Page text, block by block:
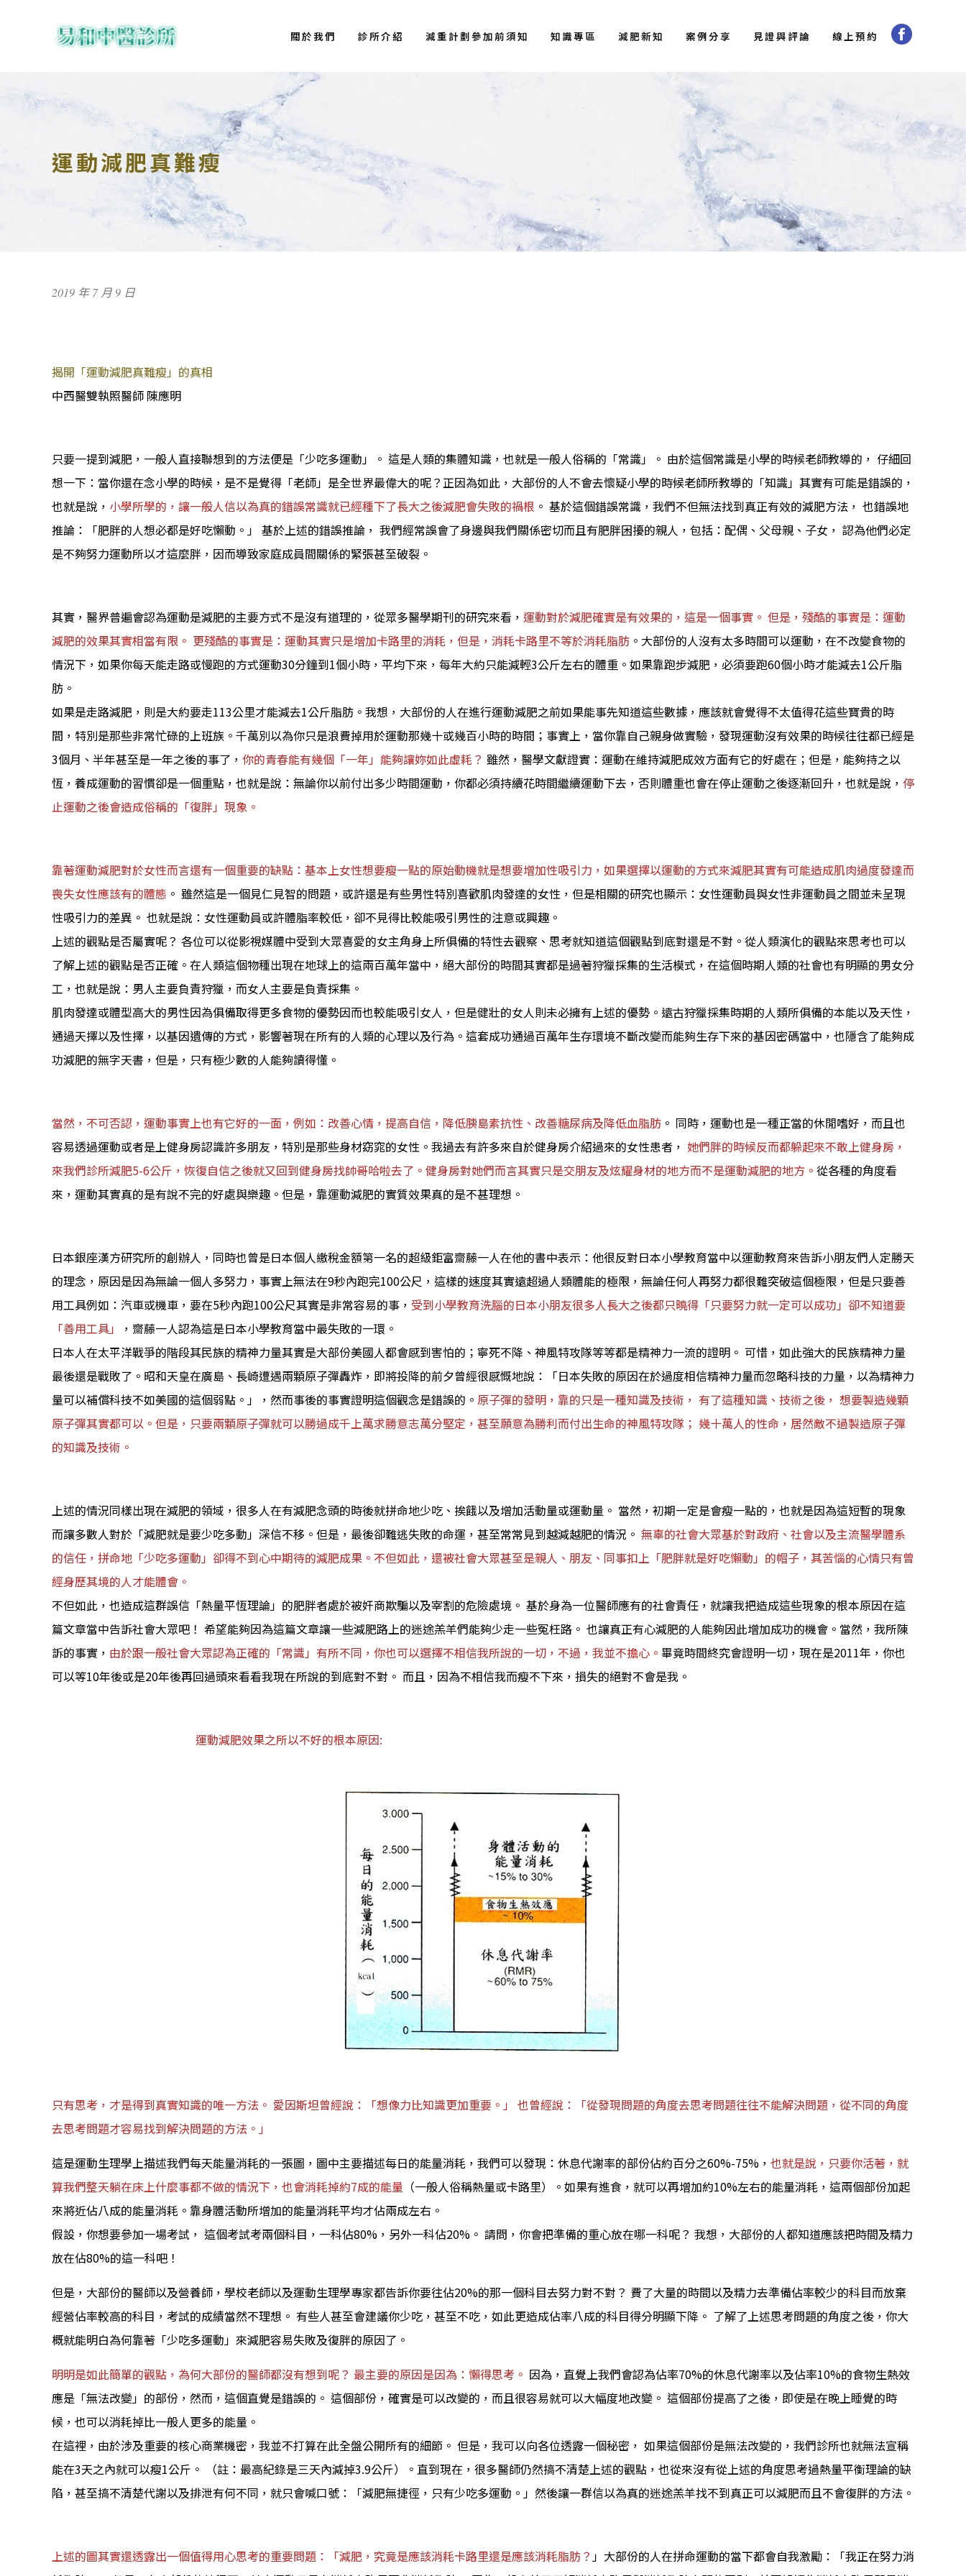
關於我們 診所介紹 減重計劃參加前須知 知識專區 減肥新知 案例分享 見證與評論 線上預約
運動減肥真難瘦
2019 年 7 月 9 日
揭開「運動減肥真難瘦」的真相
中西醫雙執照醫師 陳應明
只要一提到減肥，一般人直接聯想到的方法便是「少吃多運動」。 這是人類的集體知識，也就是一般人俗稱的「常識」。 由於這個常識是小學的時候老師教導的， 仔細回
想一下：當你還在念小學的時候，是不是覺得「老師」是全世界最偉大的呢？正因為如此，大部份的人不會去懷疑小學的時候老師所教導的「知識」其實有可能是錯誤的，
也就是說， 小學所學的，讓一般人信以為真的錯誤常識就已經種下了長大之後減肥會失敗的禍根 。 基於這個錯誤常識，我們不但無法找到真正有效的減肥方法， 也錯誤地
推論：「肥胖的人想必都是好吃懶動。」 基於上述的錯誤推論， 我們經常誤會了身邊與我們關係密切而且有肥胖困擾的親人，包括：配偶、父母親、子女， 認為他們必定
是不夠努力運動所以才這麼胖，因而導致家庭成員間關係的緊張甚至破裂。
其實，醫界普遍會認為運動是減肥的主要方式不是沒有道理的，從眾多醫學期刊的研究來看， 運動對於減肥確實是有效果的，這是一個事實。 但是，殘酷的事實是：運動
減肥的效果其實相當有限。 更殘酷的事實是：運動其實只是增加卡路里的消耗，但是，消耗卡路里不等於消耗脂肪 。大部份的人沒有太多時間可以運動，在不改變食物的
情況下，如果你每天能走路或慢跑的方式運動30分鐘到1個小時，平均下來，每年大約只能減輕3公斤左右的體重。如果靠跑步減肥，必須要跑60個小時才能減去1公斤脂
肪。
如果是走路減肥，則是大約要走113公里才能減去1公斤脂肪。我想，大部份的人在進行運動減肥之前如果能事先知道這些數據，應該就會覺得不太值得花這些寶貴的時
間，特別是那些非常忙碌的上班族。千萬別以為你只是浪費掉用於運動那幾十或幾百小時的時間；事實上，當你靠自己親身做實驗，發現運動沒有效果的時候往往都已經是
3個月、半年甚至是一年之後的事了， 你的青春能有幾個「一年」能夠讓妳如此虛耗？ 雖然，醫學文獻證實：運動在維持減肥成效方面有它的好處在；但是，能夠持之以
恆，養成運動的習慣卻是一個重點，也就是說：無論你以前付出多少時間運動，你都必須持續花時間繼續運動下去，否則體重也會在停止運動之後逐漸回升，也就是說， 停
止運動之後會造成俗稱的「復胖」現象。
靠著運動減肥對於女性而言還有一個重要的缺點：基本上女性想要瘦一點的原始動機就是想要增加性吸引力，如果選擇以運動的方式來減肥其實有可能造成肌肉過度發達而
喪失女性應該有的體態 。 雖然這是一個見仁見智的問題，或許還是有些男性特別喜歡肌肉發達的女性，但是相關的研究也顯示：女性運動員與女性非運動員之間並未呈現
性吸引力的差異。 也就是說：女性運動員或許體脂率較低，卻不見得比較能吸引男性的注意或興趣。
上述的觀點是否屬實呢？ 各位可以從影視媒體中受到大眾喜愛的女主角身上所俱備的特性去觀察、思考就知道這個觀點到底對還是不對。從人類演化的觀點來思考也可以
了解上述的觀點是否正確。在人類這個物種出現在地球上的這兩百萬年當中，絕大部份的時間其實都是過著狩獵採集的生活模式，在這個時期人類的社會也有明顯的男女分
工，也就是說：男人主要負責狩獵，而女人主要是負責採集。
肌肉發達或體型高大的男性因為俱備取得更多食物的優勢因而也較能吸引女人，但是健壯的女人則未必擁有上述的優勢。遠古狩獵採集時期的人類所俱備的本能以及天性，
通過天擇以及性擇，以基因遺傳的方式，影響著現在所有的人類的心理以及行為。這套成功通過百萬年生存環境不斷改變而能夠生存下來的基因密碼當中，也隱含了能夠成
功減肥的無字天書，但是，只有極少數的人能夠讀得懂。
當然，不可否認，運動事實上也有它好的一面，例如：改善心情，提高自信，降低胰島素抗性、改善糖尿病及降低血脂肪 。 同時，運動也是一種正當的休閒嗜好，而且也
容易透過運動或者是上健身房認識許多朋友，特別是那些身材窈窕的女性。我過去有許多來自於健身房介紹過來的女性患者， 她們胖的時候反而都躲起來不敢上健身房，
來我們診所減肥5-6公斤，恢復自信之後就又回到健身房找帥哥哈啦去了。健身房對她們而言其實只是交朋友及炫耀身材的地方而不是運動減肥的地方。 從各種的角度看
來，運動其實真的是有說不完的好處與樂趣。但是，靠運動減肥的實質效果真的是不甚理想。
日本銀座漢方研究所的創辦人，同時也曾是日本個人繳稅金額第一名的超級鉅富齋藤一人在他的書中表示：他很反對日本小學教育當中以運動教育來告訴小朋友們人定勝天
的理念，原因是因為無論一個人多努力，事實上無法在9秒內跑完100公尺，這樣的速度其實遠超過人類體能的極限，無論任何人再努力都很難突破這個極限，但是只要善
用工具例如：汽車或機車，要在5秒內跑100公尺其實是非常容易的事， 受到小學教育洗腦的日本小朋友很多人長大之後都只曉得「只要努力就一定可以成功」卻不知道要
「善用工具」
，齋藤一人認為這是日本小學教育當中最失敗的一環。
日本人在太平洋戰爭的階段其民族的精神力量其實是大部份美國人都會感到害怕的；寧死不降、神風特攻隊等等都是精神力一流的證明。 可惜，如此強大的民族精神力量
最後還是戰敗了。昭和天皇在廣島、長崎遭遇兩顆原子彈轟炸，即將投降的前夕曾經很感慨地說：「日本失敗的原因在於過度相信精神力量而忽略科技的力量，以為精神力
量可以補償科技不如美國的這個弱點。」，然而事後的事實證明這個觀念是錯誤的。 原子彈的發明，靠的只是一種知識及技術， 有了這種知識、技術之後， 想要製造幾顆
原子彈其實都可以。但是，只要兩顆原子彈就可以勝過成千上萬求勝意志萬分堅定，甚至願意為勝利而付出生命的神風特攻隊； 幾十萬人的性命，居然敵不過製造原子彈
的知識及技術。
上述的情況同樣出現在減肥的領域，很多人在有減肥念頭的時後就拼命地少吃、挨餓以及增加活動量或運動量。 當然，初期一定是會瘦一點的，也就是因為這短暫的現象
而讓多數人對於「減肥就是要少吃多動」深信不移。但是，最後卻難逃失敗的命運，甚至常常見到越減越肥的情況。 無辜的社會大眾基於對政府、社會以及主流醫學體系
的信任，拼命地「少吃多運動」卻得不到心中期待的減肥成果。不但如此，還被社會大眾甚至是親人、朋友、同事扣上「肥胖就是好吃懶動」的帽子，其苦惱的心情只有曾
經身歷其境的人才能體會。
不但如此，也造成這群誤信「熱量平恆理論」的肥胖者處於被奸商欺騙以及宰割的危險處境。 基於身為一位醫師應有的社會責任，就讓我把造成這些現象的根本原因在這
篇文章當中告訴社會大眾吧！ 希望能夠因為這篇文章讓一些減肥路上的迷途羔羊們能夠少走一些冤枉路。 也讓真正有心減肥的人能夠因此增加成功的機會。當然，我所陳
訴的事實， 由於跟一般社會大眾認為正確的「常識」有所不同，你也可以選擇不相信我所說的一切，不過，我並不擔心。 畢竟時間終究會證明一切，現在是2011年，你也
可以等10年後或是20年後再回過頭來看看我現在所說的到底對不對。 而且，因為不相信我而瘦不下來，損失的絕對不會是我。
運動減肥效果之所以不好的根本原因:
只有思考，才是得到真實知識的唯一方法。 愛因斯坦曾經說：「想像力比知識更加重要。」 也曾經說：「從發現問題的角度去思考問題往往不能解決問題，從不同的角度
去思考問題才容易找到解決問題的方法。」
這是運動生理學上描述我們每天能量消耗的一張圖，圖中主要描述每日的能量消耗，我們可以發現：休息代謝率的部份佔約百分之60%-75%， 也就是說，只要你活著，就
算我們整天躺在床上什麼事都不做的情況下，也會消耗掉約7成的能量 （一般人俗稱熱量或卡路里）。如果有進食，就可以再增加約10%左右的能量消耗，這兩個部份加起
來將近佔八成的能量消耗。靠身體活動所增加的能量消耗平均才佔兩成左右。
假設，你想要參加一場考試， 這個考試考兩個科目，一科佔80%，另外一科佔20%。 請問，你會把準備的重心放在哪一科呢？ 我想，大部份的人都知道應該把時間及精力
放在佔80%的這一科吧！
但是，大部份的醫師以及營養師，學校老師以及運動生理學專家都告訴你要往佔20%的那一個科目去努力對不對？ 費了大量的時間以及精力去準備佔率較少的科目而放棄
經營佔率較高的科目，考試的成績當然不理想。 有些人甚至會建議你少吃，甚至不吃，如此更造成佔率八成的科目得分明顯下降。 了解了上述思考問題的角度之後，你大
概就能明白為何靠著「少吃多運動」來減肥容易失敗及復胖的原因了。
明明是如此簡單的觀點，為何大部份的醫師都沒有想到呢？ 最主要的原因是因為：懶得思考。 因為，直覺上我們會認為佔率70%的休息代謝率以及佔率10%的食物生熱效
應是「無法改變」的部份，然而，這個直覺是錯誤的。 這個部份，確實是可以改變的，而且很容易就可以大幅度地改變。 這個部份提高了之後，即使是在晚上睡覺的時
候，也可以消耗掉比一般人更多的能量。
在這裡，由於涉及重要的核心商業機密，我並不打算在此全盤公開所有的細節。 但是，我可以向各位透露一個秘密， 如果這個部份是無法改變的，我們診所也就無法宣稱
能在3天之內就可以瘦1公斤。 （註：最高紀錄是三天內減掉3.9公斤）。直到現在，很多醫師仍然搞不清楚上述的觀點，也從來沒有從上述的角度思考過熱量平衡理論的缺
陷，甚至搞不清楚代謝以及排泄有何不同，就只會喊口號：「減肥無捷徑，只有少吃多運動。」然後讓一群信以為真的迷途羔羊找不到真正可以減肥而且不會復胖的方法。
上述的圖其實還透露出一個值得用心思考的重要問題：「減肥，究竟是應該消耗卡路里還是應該消耗脂肪？」大部份的人在拼命運動的當下都會自我激勵：「我正在努力消